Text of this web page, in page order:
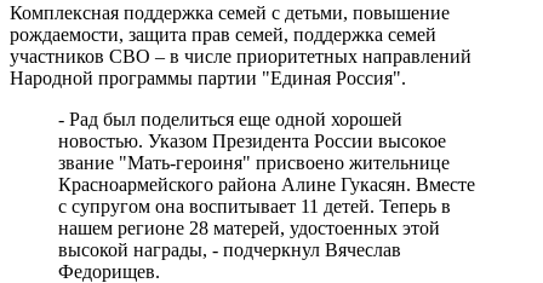
Комплексная поддержка семей с детьми, повышение
рождаемости, защита прав семей, поддержка семей
участников СВО – в числе приоритетных направлений
Народной программы партии "Единая Россия".
- Рад был поделиться еще одной хорошей
новостью. Указом Президента России высокое
звание "Мать-героиня" присвоено жительнице
Красноармейского района Алине Гукасян. Вместе
с супругом она воспитывает 11 детей. Теперь в
нашем регионе 28 матерей, удостоенных этой
высокой награды, - подчеркнул Вячеслав
Федорищев.